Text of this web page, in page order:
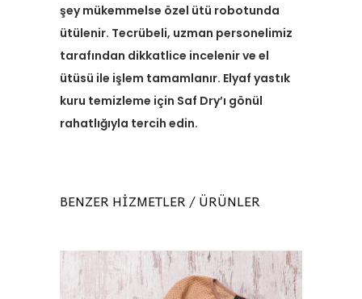
şey mükemmelse özel ütü robotunda
ütülenir. Tecrübeli, uzman personelimiz
tarafından dikkatlice incelenir ve el
ütüsü ile işlem tamamlanır. Elyaf yastık
kuru temizleme için Saf Dry’ı gönül
rahatlığıyla tercih edin.
BENZER HİZMETLER / ÜRÜNLER